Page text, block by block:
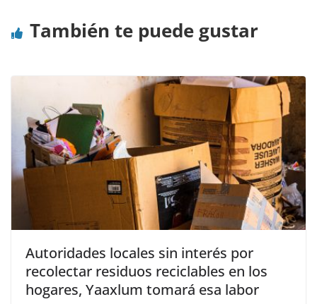
También te puede gustar
Autoridades locales sin interés por
recolectar residuos reciclables en los
hogares, Yaaxlum tomará esa labor